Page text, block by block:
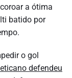
a ótima
batido por
o gol
defendeu